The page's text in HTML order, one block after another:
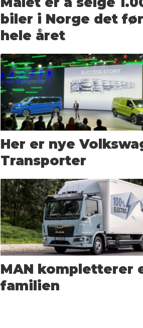
biler i Norge det
hele året
Her er nye
Transporter
MAN kompletterer
familien